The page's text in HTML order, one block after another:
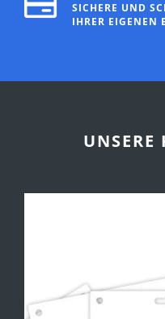
SICHERE UND
IHRER EIGENEN
UNSERE